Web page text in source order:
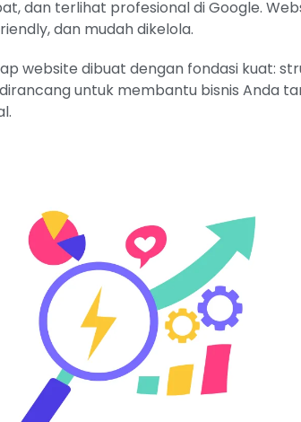
dan terlihat profesional di Google.
dan mudah dikelola.
website dibuat dengan fondasi kuat:
untuk membantu bisnis Anda